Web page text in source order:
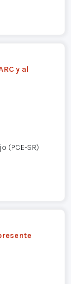
y al
(PCE-SR)